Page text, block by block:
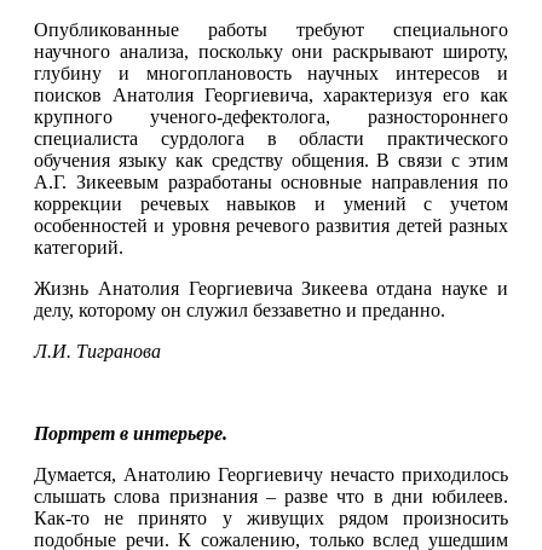
Опубликованные работы требуют специального
научного анализа, поскольку они раскрывают широту,
глубину и многоплановость научных интересов и
поисков Анатолия Георгиевича, характеризуя его как
крупного ученого-дефектолога, разностороннего
специалиста сурдолога в области практического
обучения языку как средству общения. В связи с этим
А.Г. Зикеевым разработаны основные направления по
коррекции речевых навыков и умений с учетом
особенностей и уровня речевого развития детей разных
категорий.
Жизнь Анатолия Георгиевича Зикеева отдана науке и
делу, которому он служил беззаветно и преданно.
Л.И. Тигранова
Портрет в интерьере.
Думается, Анатолию Георгиевичу нечасто приходилось
слышать слова признания – разве что в дни юбилеев.
Как-то не принято у живущих рядом произносить
подобные речи. К сожалению, только вслед ушедшим